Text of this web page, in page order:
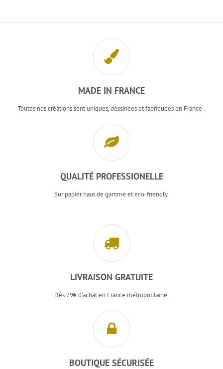
MADE IN FRANCE
Toutes nos créations sont uniques, déssinées et fabriquées en France..
QUALITÉ PROFESSIONELLE
Sur papier haut de gamme et eco-friendly.
LIVRAISON GRATUITE
Dès 79€ d'achat en France métropolitaine.
BOUTIQUE SÉCURISÉE